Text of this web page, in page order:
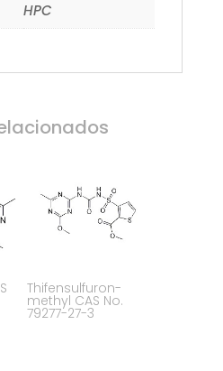
HPC
Thifensulfuron-
methyl CAS No.
79277-27-3